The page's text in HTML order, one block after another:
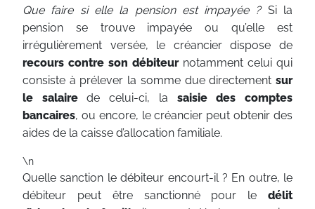
Que faire si elle la pension est impayée ? Si la
pension se trouve impayée ou qu’elle est
irrégulièrement versée, le créancier dispose de
recours contre son débiteurnotamment celui qui
consiste à prélever la somme due directement sur
le salairede celui-ci, la saisie des comptes
bancaires, ou encore, le créancier peut obtenir des
aides de la caisse d’allocation familiale.
\n
Quelle sanction le débiteur encourt-il ? En outre, le
débiteur peut être sanctionné pour le délit